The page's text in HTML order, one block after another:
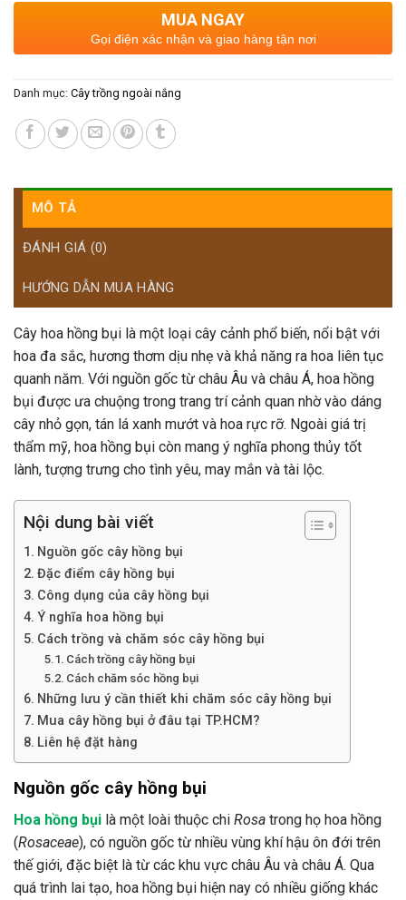
MUA NGAY
Gọi điện xác nhận và giao hàng tận nơi
Danh mục: Cây trồng ngoài nắng
MÔ TẢ
ĐÁNH GIÁ (0)
HƯỚNG DẪN MUA HÀNG
Cây hoa hồng bụi là một loại cây cảnh phổ biến, nổi bật với
hoa đa sắc, hương thơm dịu nhẹ và khả năng ra hoa liên tục
quanh năm. Với nguồn gốc từ châu Âu và châu Á, hoa hồng
bụi được ưa chuộng trong trang trí cảnh quan nhờ vào dáng
cây nhỏ gọn, tán lá xanh mướt và hoa rực rỡ. Ngoài giá trị
thẩm mỹ, hoa hồng bụi còn mang ý nghĩa phong thủy tốt
lành, tượng trưng cho tình yêu, may mắn và tài lộc.
Nội dung bài viết
Nguồn gốc cây hồng bụi
Đặc điểm cây hồng bụi
Công dụng của cây hồng bụi
Ý nghĩa hoa hồng bụi
Cách trồng và chăm sóc cây hồng bụi
Cách trồng cây hồng bụi
Cách chăm sóc hồng bụi
Những lưu ý cần thiết khi chăm sóc cây hồng bụi
Mua cây hồng bụi ở đâu tại TP.HCM?
Liên hệ đặt hàng
Nguồn gốc cây hồng bụi
Hoa hồng bụi là một loài thuộc chi Rosa trong họ hoa hồng
(Rosaceae), có nguồn gốc từ nhiều vùng khí hậu ôn đới trên
thế giới, đặc biệt là từ các khu vực châu Âu và châu Á. Qua
quá trình lai tạo, hoa hồng bụi hiện nay có nhiều giống khác